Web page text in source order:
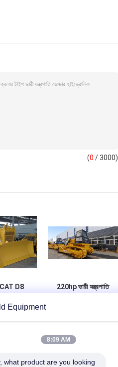
(0 / 3000)
D8
পরিধান
আন্তর্জাতিক
220hp ভারী যন্ত্রপাতি
Equipment
8:09 AM
what product are you looking